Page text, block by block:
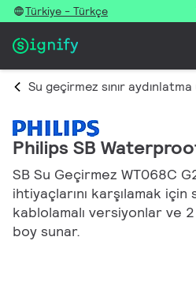
Türkiye - Türkçe
Su geçirmez sınır
Philips SB
SB Su Geçirmez WT068C
ihtiyaçlarını karşılamak
kablolamalı versiyonlar ve
boy sunar.